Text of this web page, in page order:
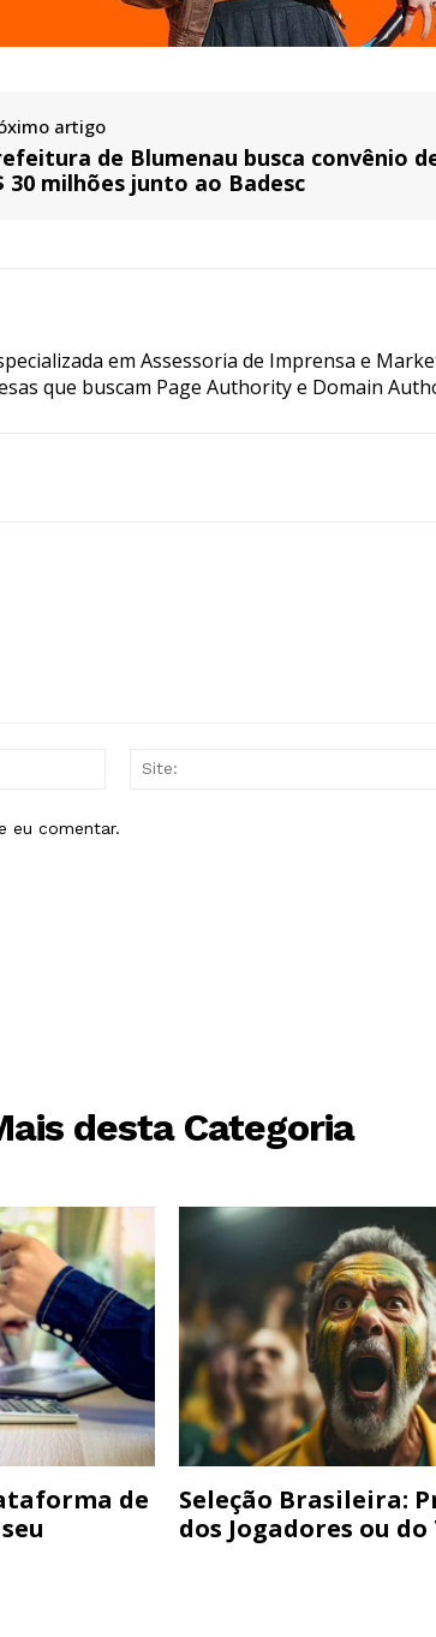
artigo
de Blumenau busca convênio
30 milhões junto ao Badesc
em Assessoria de Imprensa e
que buscam Page Authority e Domain
eu comentar.
desta Categoria
de
Seleção Brasileira:
dos Jogadores ou do